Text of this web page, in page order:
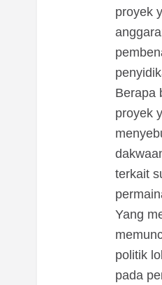
proyek
Berapa
proyek
terkait
Yang
politik
pada